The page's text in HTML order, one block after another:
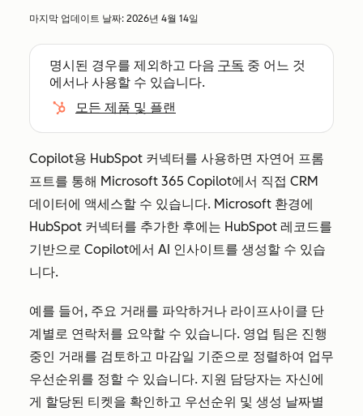
마지막 업데이트 날짜: 2026년 4월 14일
명시된 경우를 제외하고 다음 구독 중 어느 것
에서나 사용할 수 있습니다.
모든 제품 및 플랜
Copilot용 HubSpot 커넥터를 사용하면 자연어 프롬
프트를 통해 Microsoft 365 Copilot에서 직접 CRM
데이터에 액세스할 수 있습니다. Microsoft 환경에
HubSpot 커넥터를 추가한 후에는 HubSpot 레코드를
기반으로 Copilot에서 AI 인사이트를 생성할 수 있습
니다.
예를 들어, 주요 거래를 파악하거나 라이프사이클 단
계별로 연락처를 요약할 수 있습니다. 영업 팀은 진행
중인 거래를 검토하고 마감일 기준으로 정렬하여 업무
우선순위를 정할 수 있습니다. 지원 담당자는 자신에
게 할당된 티켓을 확인하고 우선순위 및 생성 날짜별